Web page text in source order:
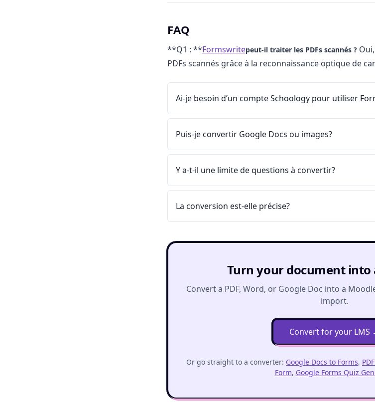
FAQ
**Q1 : **Formswritepeut-il traiter les PDFs scannés ?
PDFs scannés grâce à la reconnaissance optique de
Ai-je besoin d’un compte Schoology pour utiliser
Puis-je convertir Google Docs ou images?
Y a-t-il une limite de questions à convertir?
La conversion est-elle précise?
Turn your document into
Convert a PDF, Word, or Google Doc into a
import.
Convert for your LMS
Or go straight to a converter: Google Docs to Forms,
Form, Google Forms Quiz